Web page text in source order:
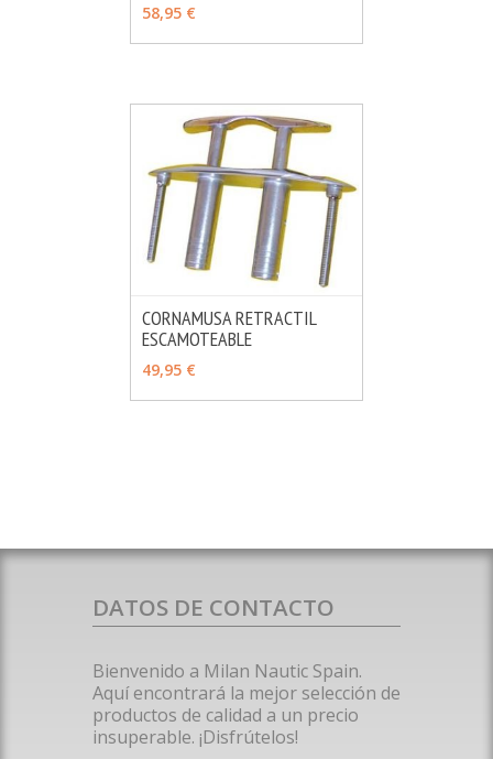
58,95 €
VER OPCIONES
CORNAMUSA RETRACTIL
ESCAMOTEABLE
49,95 €
DATOS DE CONTACTO
Bienvenido a Milan Nautic Spain.
Aquí encontrará la mejor selección de
productos de calidad a un precio
insuperable. ¡Disfrútelos!